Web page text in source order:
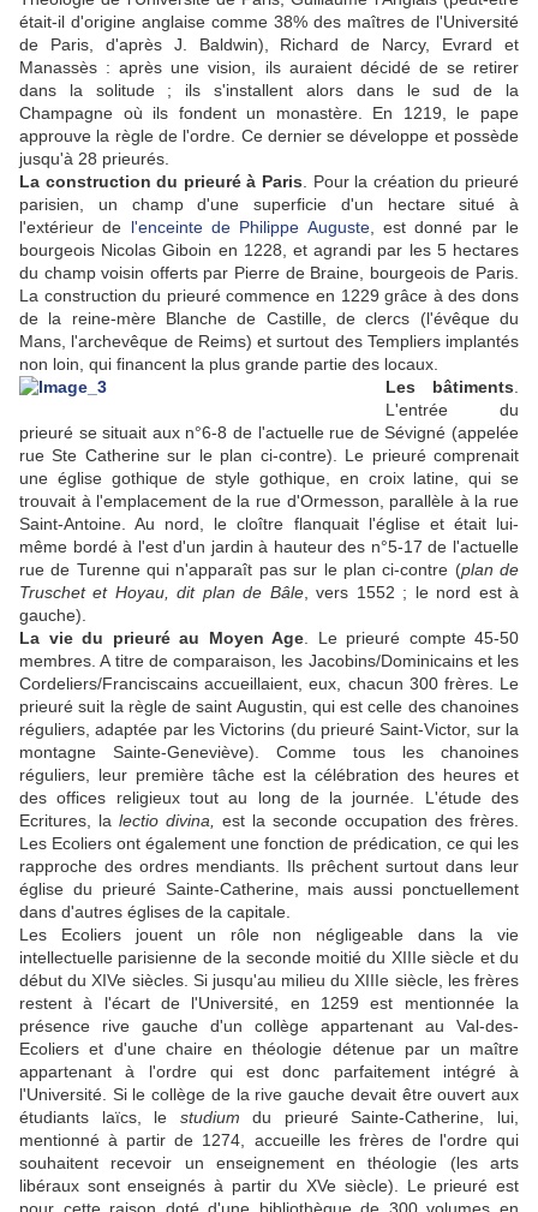
était-il d'origine anglaise comme 38% des maîtres de l'Université
de Paris, d'après J. Baldwin), Richard de Narcy, Evrard et
Manassès : après une vision, ils auraient décidé de se retirer
dans la solitude ; ils s'installent alors dans le sud de la
Champagne où ils fondent un monastère. En 1219, le pape
approuve la règle de l'ordre. Ce dernier se développe et possède
jusqu'à 28 prieurés.
La construction du prieuré à Paris . Pour la création du prieuré
parisien, un champ d'une superficie d'un hectare situé à
l'extérieur de l'enceinte de Philippe Auguste, est donné par le
bourgeois Nicolas Giboin en 1228, et agrandi par les 5 hectares
du champ voisin offerts par Pierre de Braine, bourgeois de Paris.
La construction du prieuré commence en 1229 grâce à des dons
de la reine-mère Blanche de Castille, de clercs (l'évêque du
Mans, l'archevêque de Reims) et surtout des Templiers implantés
non loin, qui financent la plus grande partie des locaux.
Les bâtiments
L'entrée du
prieuré se situait aux n°6-8 de l'actuelle rue de Sévigné (appelée
rue Ste Catherine sur le plan ci-contre). Le prieuré comprenait
une église gothique de style gothique, en croix latine, qui se
trouvait à l'emplacement de la rue d'Ormesson, parallèle à la rue
Saint-Antoine. Au nord, le cloître flanquait l'église et était lui-
même bordé à l'est d'un jardin à hauteur des n°5-17 de l'actuelle
rue de Turenne qui n'apparaît pas sur le plan ci-contre (plan de
Truschet et Hoyau, dit plan de Bâle, vers 1552 ; le nord est à
gauche).
La vie du prieuré au Moyen Age . Le prieuré compte 45-50
membres. A titre de comparaison, les Jacobins/Dominicains et les
Cordeliers/Franciscains accueillaient, eux, chacun 300 frères. Le
prieuré suit la règle de saint Augustin, qui est celle des chanoines
réguliers, adaptée par les Victorins (du prieuré Saint-Victor, sur la
montagne Sainte-Geneviève). Comme tous les chanoines
réguliers, leur première tâche est la célébration des heures et
des offices religieux tout au long de la journée. L'étude des
Ecritures, la lectio divina, est la seconde occupation des frères.
Les Ecoliers ont également une fonction de prédication, ce qui les
rapproche des ordres mendiants. Ils prêchent surtout dans leur
église du prieuré Sainte-Catherine, mais aussi ponctuellement
dans d'autres églises de la capitale.
Les Ecoliers jouent un rôle non négligeable dans la vie
intellectuelle parisienne de la seconde moitié du XIIIe siècle et du
début du XIVe siècles. Si jusqu'au milieu du XIIIe siècle, les frères
restent à l'écart de l'Université, en 1259 est mentionnée la
présence rive gauche d'un collège appartenant au Val-des-
Ecoliers et d'une chaire en théologie détenue par un maître
appartenant à l'ordre qui est donc parfaitement intégré à
l'Université. Si le collège de la rive gauche devait être ouvert aux
étudiants laïcs, le studium du prieuré Sainte-Catherine, lui,
mentionné à partir de 1274, accueille les frères de l'ordre qui
souhaitent recevoir un enseignement en théologie (les arts
libéraux sont enseignés à partir du XVe siècle). Le prieuré est